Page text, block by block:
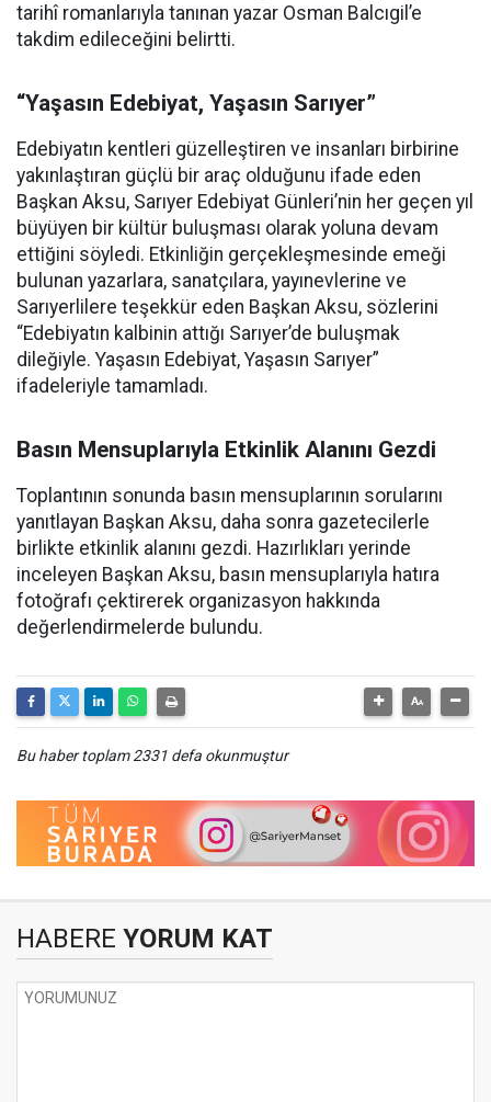
tarihî romanlarıyla tanınan yazar Osman Balcıgil’e
takdim edileceğini belirtti.
“Yaşasın Edebiyat, Yaşasın Sarıyer”
Edebiyatın kentleri güzelleştiren ve insanları birbirine
yakınlaştıran güçlü bir araç olduğunu ifade eden
Başkan Aksu, Sarıyer Edebiyat Günleri’nin her geçen yıl
büyüyen bir kültür buluşması olarak yoluna devam
ettiğini söyledi. Etkinliğin gerçekleşmesinde emeği
bulunan yazarlara, sanatçılara, yayınevlerine ve
Sarıyerlilere teşekkür eden Başkan Aksu, sözlerini
“Edebiyatın kalbinin attığı Sarıyer’de buluşmak
dileğiyle. Yaşasın Edebiyat, Yaşasın Sarıyer”
ifadeleriyle tamamladı.
Basın Mensuplarıyla Etkinlik Alanını Gezdi
Toplantının sonunda basın mensuplarının sorularını
yanıtlayan Başkan Aksu, daha sonra gazetecilerle
birlikte etkinlik alanını gezdi. Hazırlıkları yerinde
inceleyen Başkan Aksu, basın mensuplarıyla hatıra
fotoğrafı çektirerek organizasyon hakkında
değerlendirmelerde bulundu.
Bu haber toplam 2331 defa okunmuştur
HABERE YORUM KAT